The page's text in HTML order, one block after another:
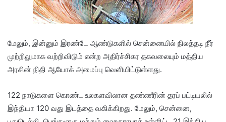
மேலும், இன்னும் இரண்டே ஆண்டுகளில் சென்னையில் நிலத்தடி நீர்
முற்றிலுமாக வற்றிவிடும் என்ற அதிர்ச்சிகர தகவலையும் மத்திய
அரசின் நிதி ஆயோக் அமைப்பு வெளியிட்டுள்ளது.
122 நாடுகளை கொண்ட உலகளவிலான தண்ணீரின் தரப் பட்டியலில்
இந்தியா 120 வது இடத்தை வகிக்கிறது. மேலும், சென்னை,